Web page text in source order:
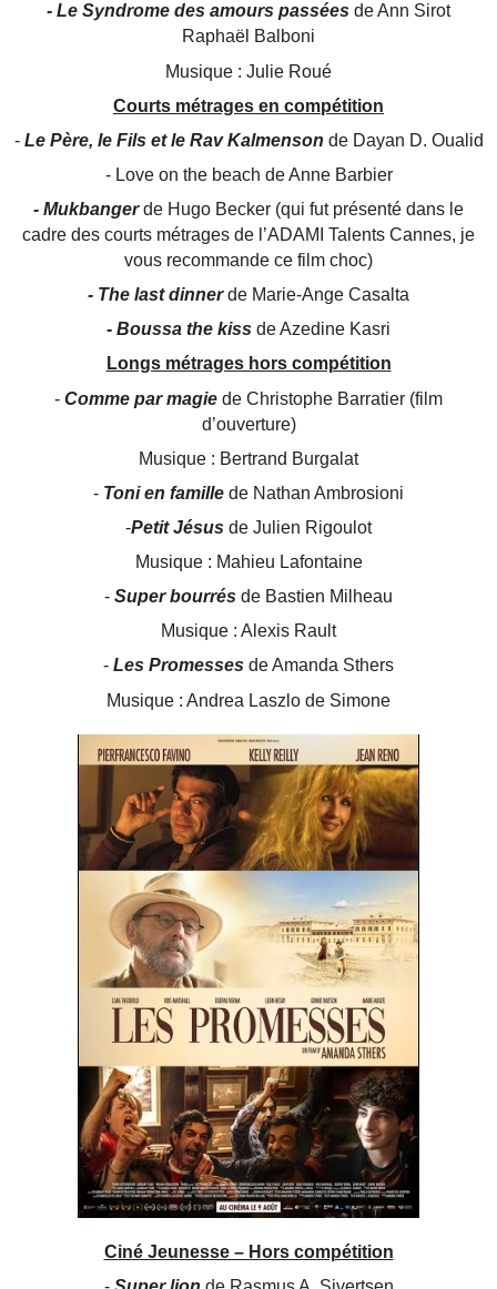
- Le Syndrome des amours passées de Ann Sirot
Raphaël Balboni
Musique : Julie Roué
Courts métrages en compétition
- Le Père, le Fils et le Rav Kalmenson de Dayan D. Oualid
- Love on the beach de Anne Barbier
- Mukbangerde Hugo Becker (qui fut présenté dans le
cadre des courts métrages de l’ADAMI Talents Cannes, je
vous recommande ce film choc)
- The last dinnerde Marie-Ange Casalta
- Boussa the kiss de Azedine Kasri
Longs métrages hors compétition
- Comme par magie de Christophe Barratier (film
d’ouverture)
Musique : Bertrand Burgalat
- Toni en famille de Nathan Ambrosioni
-Petit Jésus de Julien Rigoulot
Musique : Mahieu Lafontaine
- Super bourrés de Bastien Milheau
Musique : Alexis Rault
- Les Promesses de Amanda Sthers
Musique : Andrea Laszlo de Simone
Ciné Jeunesse – Hors compétition